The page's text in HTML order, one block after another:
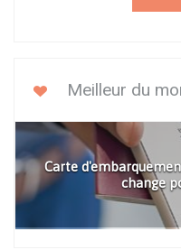
Meilleur du
Carte
change